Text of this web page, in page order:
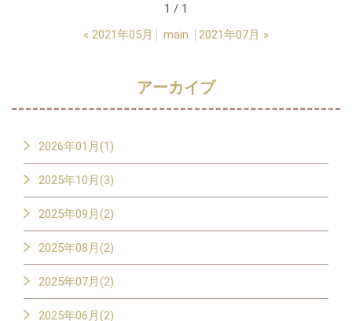
1 / 1
« 2021年05月 main 2021年07月 »
アーカイブ
2026年01月(1)
2025年10月(3)
2025年09月(2)
2025年08月(2)
2025年07月(2)
2025年06月(2)